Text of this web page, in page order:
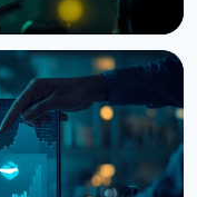
у 7,82 раза на